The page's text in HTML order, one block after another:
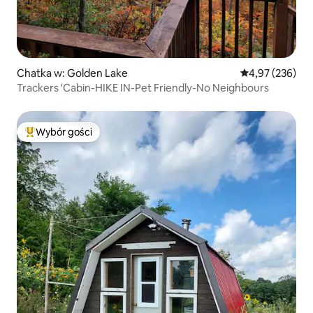
Chatka w: Golden Lake Średnia
4,97 (236)
Trackers 'Cabin-HIKE IN-Pet Friendly-No Neighbours
Najpopularniejsze z kategorii Wybór gości
Wybór gości